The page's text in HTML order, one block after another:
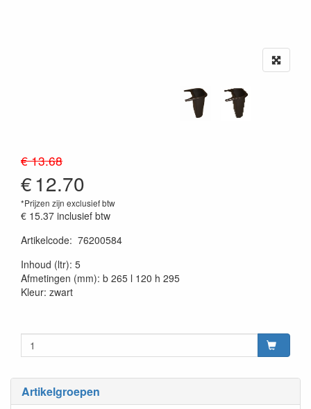
Artikelgroepen
€ 13.68
€12.70
*Prijzen zijn exclusief btw
€ 15.37 inclusief btw
Artikelcode: 76200584
Inhoud (ltr): 5
Afmetingen (mm): b 265 l 120 h 295
Kleur: zwart